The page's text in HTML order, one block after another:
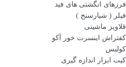
فرزهای انگشتی های فید
فیلر ( شیارسنج )
قلاویز ماشینی
کفتراش اینسرت خور آکو
کولیس
کیت ابزار اندازه گیری